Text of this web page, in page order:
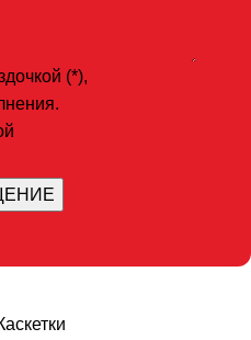
(*),